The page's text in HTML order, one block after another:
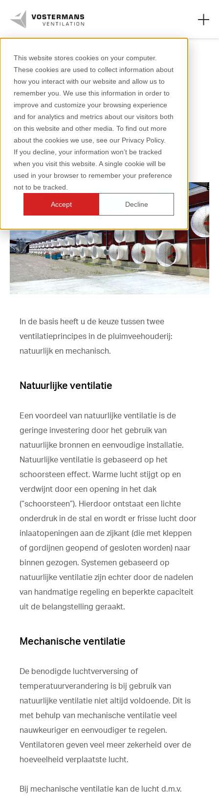
This website stores cookies on your computer.
These cookies are used to collect information about
how you interact with our website and allow us to
remember you. We use this information in order to
improve and customize your browsing experience
and for analytics and metrics about our visitors both
on this website and other media. To find out more
about the cookies we use, see our Privacy Policy.
If you decline, your information won’t be tracked
when you visit this website. A single cookie will be
used in your browser to remember your preference
not to be tracked.
Accept Decline
Ventilatoren
Agrarische oplossingen
Industriële oplossingen
Kennis
Over ons
+31 (0)77 389 32 32
ventilation@vostermans.com
Product selector
Vostermans Companies
Contact
Het belang van een
comfortabel klimaat in
pluimveestallen
In de basis heeft u de keuze tussen twee
ventilatieprincipes in de pluimveehouderij:
natuurlijk en mechanisch.
Natuurlijke ventilatie
Een voordeel van natuurlijke ventilatie is de
geringe investering door het gebruik van
natuurlijke bronnen en eenvoudige installatie.
Natuurlijke ventilatie is gebaseerd op het
schoorsteen effect. Warme lucht stijgt op en
verdwijnt door een opening in het dak
(“schoorsteen”). Hierdoor ontstaat een lichte
onderdruk in de stal en wordt er frisse lucht door
inlaatopeningen aan de zijkant (die met kleppen
of gordijnen geopend of gesloten worden) naar
binnen gezogen. Systemen gebaseerd op
natuurlijke ventilatie zijn echter door de nadelen
van handmatige regeling en beperkte capaciteit
uit de belangstelling geraakt.
Mechanische ventilatie
De benodigde luchtverversing of
temperatuurverandering is bij gebruik van
natuurlijke ventilatie niet altijd voldoende. Dit is
met behulp van mechanische ventilatie veel
nauwkeuriger en eenvoudiger te regelen.
Ventilatoren geven veel meer zekerheid over de
hoeveelheid verplaatste lucht.
Bij mechanische ventilatie kan de lucht d.m.v.